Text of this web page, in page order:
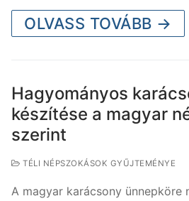
OLVASS TOVÁBB →
Hagyományos
készítése a magyar
szerint
TÉLI NÉPSZOKÁSOK GYŰJTEMÉNYE
A magyar karácsony ünnepköre